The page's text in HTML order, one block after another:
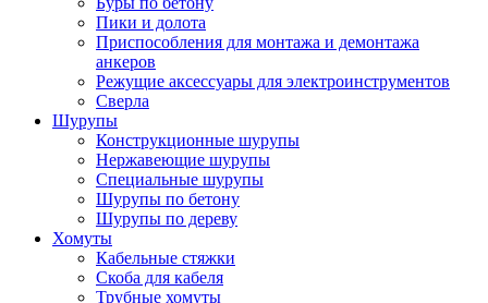
Пики и долота
Приспособления для монтажа и демонтажа
анкеров
Режущие аксессуары для электроинструментов
Сверла
Шурупы
Конструкционные шурупы
Нержавеющие шурупы
Специальные шурупы
Шурупы по бетону
Шурупы по дереву
Хомуты
Кабельные стяжки
Скоба для кабеля
Трубные хомуты